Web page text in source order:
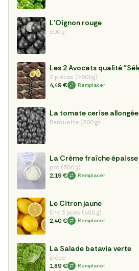
L'Oignon rouge
500 g
2 pièces (≈500g)
4,49 €
Remplacer
La tomate cerise allongée
Barquette (500 g)
pot (500 g)
2,19 €
Remplacer
Le Citron jaune
Env 3 pces (480 g)
2,40 €
Remplacer
La Salade batavia verte
pièce
1,89 €
Remplacer